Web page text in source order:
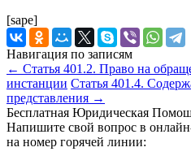
[sape]
Навигация по записям
← Статья 401.2. Право на
инстанции Статья 401.4.
представления →
Бесплатная Юридическая
Напишите свой вопрос в
на номер горячей линии: